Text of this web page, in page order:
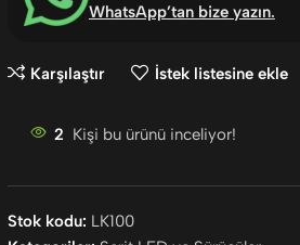
WhatsApp’tan bize yazın.
Karşılaştır İstek listesine ekle
2 Kişi bu ürünü inceliyor!
Stok kodu: LK100